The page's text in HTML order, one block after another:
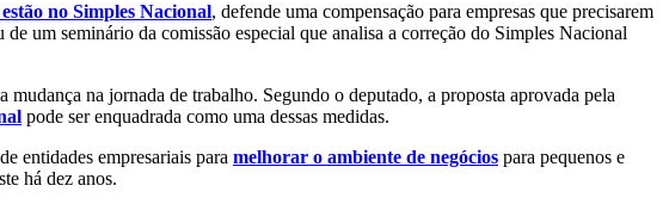
no Simples Nacional, defende uma compensação para empresas que precisarem
um seminário da comissão especial que analisa a correção do Simples Nacional
na jornada de trabalho. Segundo o deputado, a proposta aprovada pela
pode ser enquadrada como uma dessas medidas.
entidades empresariais para melhorar o ambiente de negócios para pequenos e
há dez anos.